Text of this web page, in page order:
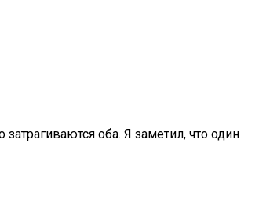
оба. Я заметил, что один